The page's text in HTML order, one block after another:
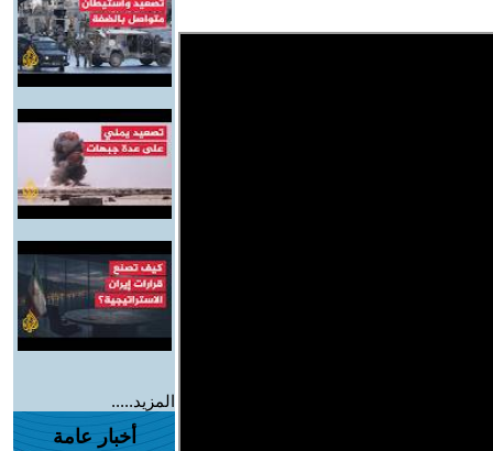
المزيد.....
أخبار عامة